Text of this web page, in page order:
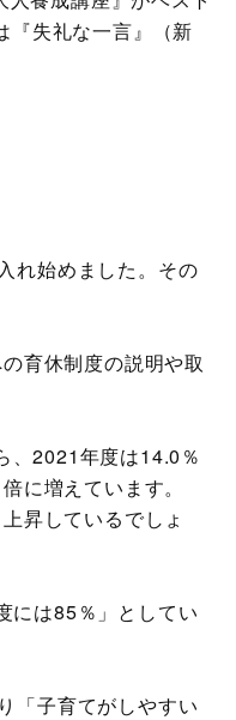
『失礼な一言』（新
れ始めました。その
育休制度の説明や取
、2021年度は14.0％
に増えています。
昇しているでしょ
には85％」としてい
「子育てがしやすい